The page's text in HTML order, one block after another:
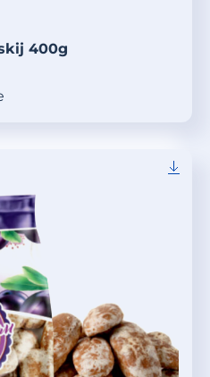
400g